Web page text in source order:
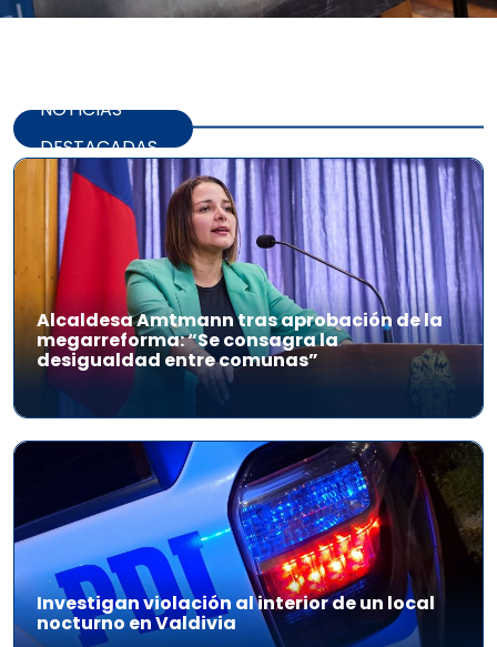
NOTICIAS
DESTACADAS
Alcaldesa Amtmann tras aprobación de la
megarreforma: “Se consagra la
desigualdad entre comunas”
Investigan violación al interior de un local
nocturno en Valdivia